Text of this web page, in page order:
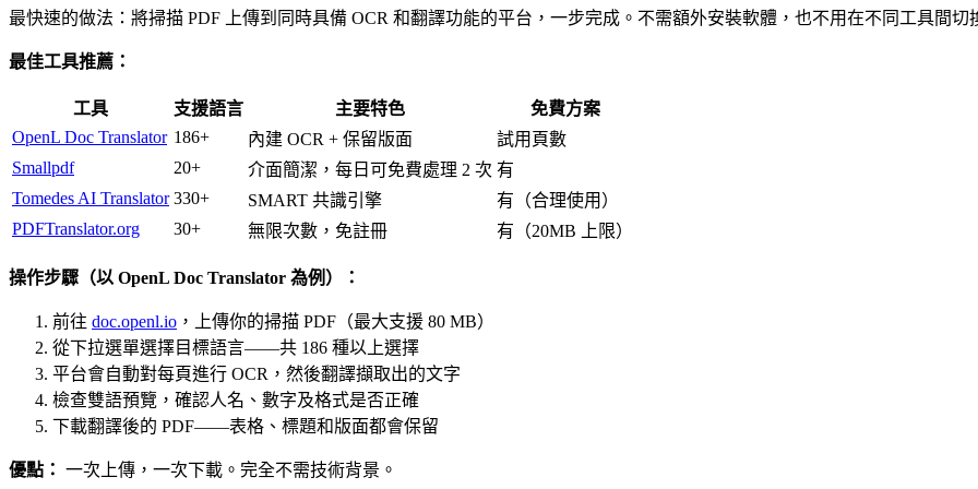
最快速的做法：將掃描 PDF 上傳到同時具備 OCR 和翻譯功能的平台，一步完成。不需額外安裝軟體，也不用在不同工具間切
最佳工具推薦：
工具 支援語言 主要特色
免費方案
OpenL Doc Translator 186+ 內建 OCR + 保留版面
試用頁數
Smallpdf
20+ 介面簡潔，每日可免費處理 2 次 有
Tomedes AI Translator 330+ SMART 共識引擎
有（合理使用）
PDFTranslator.org
30+ 無限次數，免註冊 有（20MB 上限）
操作步驟（以 OpenL Doc Translator 為例）：
前往 doc.openl.io ，上傳你的掃描 PDF（最大支援 80 MB）
從下拉選單選擇目標語言——共 186 種以上選擇
平台會自動對每頁進行 OCR，然後翻譯擷取出的文字
檢查雙語預覽，確認人名、數字及格式是否正確
下載翻譯後的 PDF——表格、標題和版面都會保留
優點： 一次上傳，一次下載。完全不需技術背景。